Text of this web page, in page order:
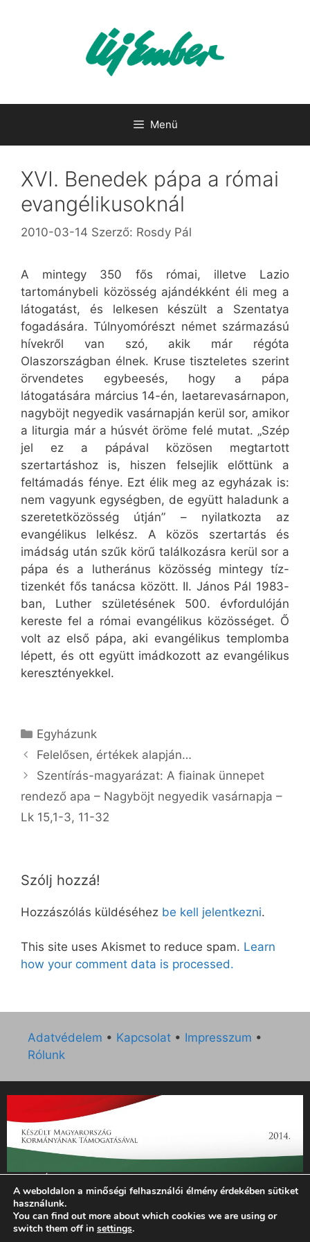
Menü
XVI. Benedek pápa a római
evangélikusoknál
2010-03-14 Szerző: Rosdy Pál
A mintegy 350 fős római, illetve Lazio
tartománybeli közösség ajándékként éli meg a
látogatást, és lelkesen készült a Szentatya
fogadására. Túlnyomórészt német származású
hívekről van szó, akik már régóta
Olaszországban élnek. Kruse tiszteletes szerint
örvendetes egybeesés, hogy a pápa
látogatására március 14-én, laetarevasárnapon,
nagyböjt negyedik vasárnapján kerül sor, amikor
a liturgia már a húsvét öröme felé mutat. „Szép
jel ez a pápával közösen megtartott
szertartáshoz is, hiszen felsejlik előttünk a
feltámadás fénye. Ezt élik meg az egyházak is:
nem vagyunk egységben, de együtt haladunk a
szeretetközösség útján” – nyilatkozta az
evangélikus lelkész. A közös szertartás és
imádság után szűk körű találkozásra kerül sor a
pápa és a lutheránus közösség mintegy tíz-
tizenkét fős tanácsa között. II. János Pál 1983-
ban, Luther születésének 500. évfordulóján
kereste fel a római evangélikus közösséget. Ő
volt az első pápa, aki evangélikus templomba
lépett, és ott együtt imádkozott az evangélikus
keresztényekkel.
Kategória
Egyházunk
Felelősen, értékek alapján…
Szentírás-magyarázat: A fiainak ünnepet
rendező apa – Nagyböjt negyedik vasárnapja –
Lk 15,1-3, 11-32
Szólj hozzá!
Hozzászólás küldéséhez be kell jelentkezni.
This site uses Akismet to reduce spam. Learn
how your comment data is processed.
Adatvédelem • Kapcsolat • Impresszum •
Rólunk
„Az Új Ember katolikus hetilap 2014. évi működésének
támogatását az EGYH-KCP-14-P-0121 sz. támogatási
szerződés keretében 3 000 000 Ft összegben támogatta az
Emberi Erőforrások Minisztériuma.”
A weboldalon a minőségi felhasználói élmény érdekében sütiket
használunk.
You can find out more about which cookies we are using or
switch them off in settings.